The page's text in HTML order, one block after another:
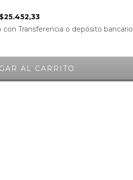
$25.452,33
con Transferencia o depósito bancario